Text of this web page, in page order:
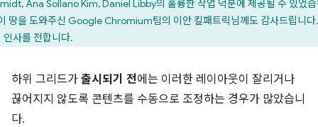
Ana Sollano Kim, Daniel Libby의 훌륭한 작업 덕분에 제공될 수 있었
땅을 도와주신 Google Chromium팀의 이안 킬패트릭님께도 감사드립니다
인사를 전합니다.
하위 그리드가 출시되기 전에는 이러한 레이아웃이 잘리거나
끊어지지 않도록 콘텐츠를 수동으로 조정하는 경우가 많았습니
다.